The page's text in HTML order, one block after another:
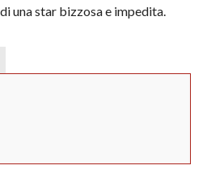
una star bizzosa e impedita.